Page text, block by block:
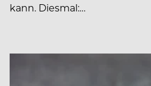
kann. Diesmal:…